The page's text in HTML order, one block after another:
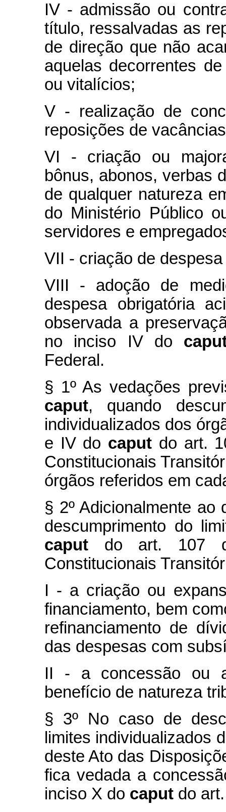
IV - admissão ou
título, ressalvadas as
de direção que não
aquelas decorrentes
ou vitalícios;
V - realização de
reposições de
VI - criação ou
bônus, abonos, verbas
de qualquer natureza
do Ministério Público
servidores e
VII - criação de
VIII - adoção de
despesa obrigatória
observada a
no inciso IV do
Federal.
§ 1º As vedações
caput, quando
individualizados dos
e IV do caput do art.
Constitucionais
órgãos referidos em
§ 2º Adicionalmente
descumprimento do
caput do art. 107
Constitucionais
I - a criação ou
financiamento, bem
refinanciamento de
das despesas com
II - a concessão ou
benefício de natureza
§ 3º No caso de
limites individualizados
deste Ato das
fica vedada a
inciso X do caput do